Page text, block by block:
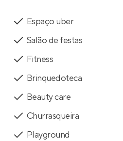
Espaço uber
Salão de festas
Fitness
Brinquedoteca
Beauty care
Churrasqueira
Playground